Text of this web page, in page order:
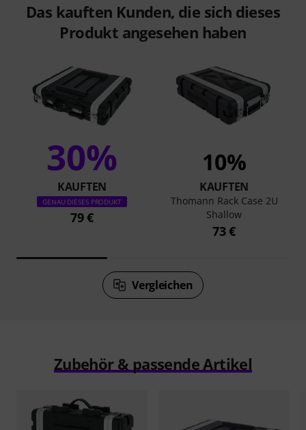
Das kauften Kunden, die sich dieses
Produkt angesehen haben
30%
KAUFTEN
GENAU DIESES PRODUKT
79 €
10%
KAUFTEN
Thomann Rack Case 2U
Shallow
73 €
Vergleichen
Zubehör & passende Artikel